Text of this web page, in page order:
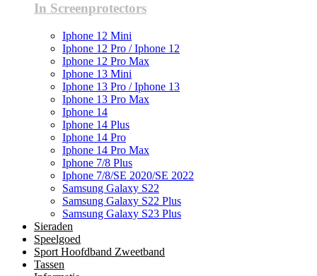
In Screenprotectors
Iphone 12 Mini
Iphone 12 Pro / Iphone 12
Iphone 12 Pro Max
Iphone 13 Mini
Iphone 13 Pro / Iphone 13
Iphone 13 Pro Max
Iphone 14
Iphone 14 Plus
Iphone 14 Pro
Iphone 14 Pro Max
Iphone 7/8 Plus
Iphone 7/8/SE 2020/SE 2022
Samsung Galaxy S22
Samsung Galaxy S22 Plus
Samsung Galaxy S23 Plus
Sieraden
Speelgoed
Sport Hoofdband Zweetband
Tassen